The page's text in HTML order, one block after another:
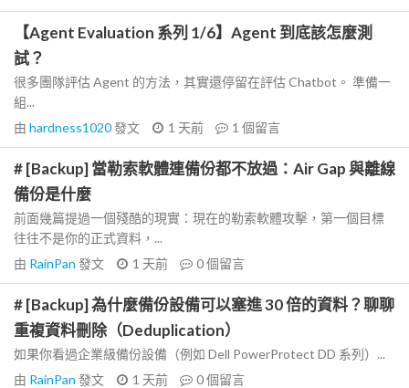
【Agent Evaluation 系列 1/6】Agent 到底該怎麼測
試？
很多團隊評估 Agent 的方法，其實還停留在評估 Chatbot。 準備一
組...
由 hardness1020發文 1 天前 1 個留言
# [Backup] 當勒索軟體連備份都不放過：Air Gap 與離線
備份是什麼
前面幾篇提過一個殘酷的現實：現在的勒索軟體攻擊，第一個目標
往往不是你的正式資料，...
由 RainPan 發文 1 天前 0個留言
# [Backup] 為什麼備份設備可以塞進 30 倍的資料？聊聊
重複資料刪除（Deduplication）
如果你看過企業級備份設備（例如 Dell PowerProtect DD 系列）...
由 RainPan 發文 1 天前 0個留言